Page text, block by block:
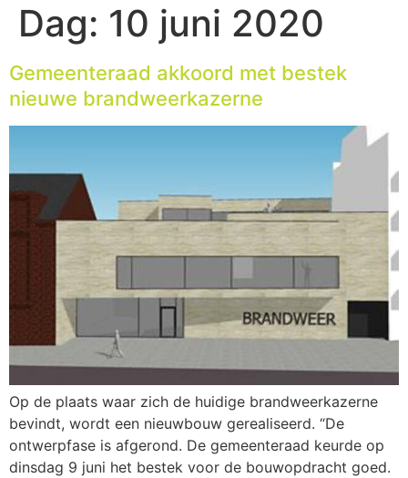
Dag: 10 juni 2020
Gemeenteraad akkoord met bestek
nieuwe brandweerkazerne
Op de plaats waar zich de huidige brandweerkazerne
bevindt, wordt een nieuwbouw gerealiseerd. “De
ontwerpfase is afgerond. De gemeenteraad keurde op
dinsdag 9 juni het bestek voor de bouwopdracht goed.